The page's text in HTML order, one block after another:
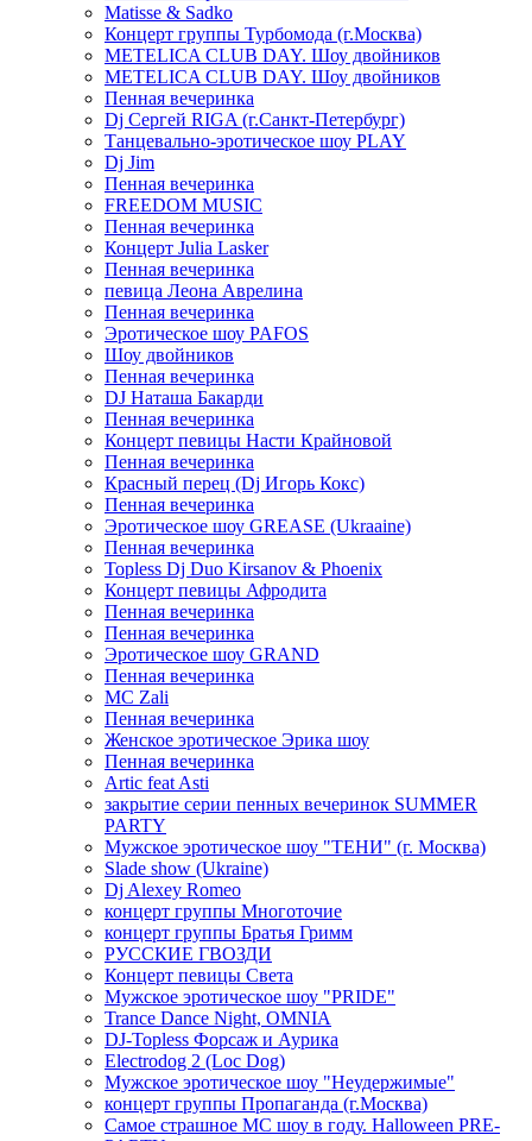
Matisse & Sadko
Концерт группы Турбомода (г.Москва)
METELICA CLUB DAY. Шоу двойников
METELICA CLUB DAY. Шоу двойников
Пенная вечеринка
Dj Сергей RIGA (г.Санкт-Петербург)
Танцевально-эротическое шоу PLAY
Dj Jim
Пенная вечеринка
FREEDOM MUSIC
Пенная вечеринка
Концерт Julia Lasker
Пенная вечеринка
певица Леона Аврелина
Пенная вечеринка
Эротическое шоу PAFOS
Шоу двойников
Пенная вечеринка
DJ Наташа Бакарди
Пенная вечеринка
Концерт певицы Насти Крайновой
Пенная вечеринка
Красный перец (Dj Игорь Кокс)
Пенная вечеринка
Эротическое шоу GREASE (Ukraaine)
Пенная вечеринка
Topless Dj Duo Kirsanov & Phoenix
Концерт певицы Афродита
Пенная вечеринка
Пенная вечеринка
Эротическое шоу GRAND
Пенная вечеринка
MC Zali
Пенная вечеринка
Женское эротическое Эрика шоу
Пенная вечеринка
Artic feat Asti
закрытие серии пенных вечеринок SUMMER
PARTY
Мужское эротическое шоу "ТЕНИ" (г. Москва)
Slade show (Ukraine)
Dj Alexey Romeo
концерт группы Многоточие
концерт группы Братья Гримм
РУССКИЕ ГВОЗДИ
Концерт певицы Света
Мужское эротическое шоу "PRIDE"
Trance Dance Night, OMNIA
DJ-Topless Форсаж и Аурика
Electrodog 2 (Loc Dog)
Мужское эротическое шоу "Неудержимые"
концерт группы Пропаганда (г.Москва)
Самое страшное МС шоу в году. Halloween PRE-